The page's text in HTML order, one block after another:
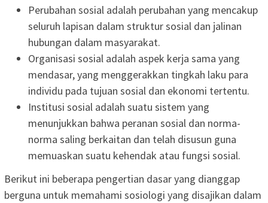
Perubahan sosial adalah perubahan yang mencakup
seluruh lapisan dalam struktur sosial dan jalinan
hubungan dalam masyarakat.
Organisasi sosial adalah aspek kerja sama yang
mendasar, yang menggerakkan tingkah laku para
individu pada tujuan sosial dan ekonomi tertentu.
Institusi sosial adalah suatu sistem yang
menunjukkan bahwa peranan sosial dan norma-
norma saling berkaitan dan telah disusun guna
memuaskan suatu kehendak atau fungsi sosial.
Berikut ini beberapa pengertian dasar yang dianggap
berguna untuk memahami sosiologi yang disajikan dalam